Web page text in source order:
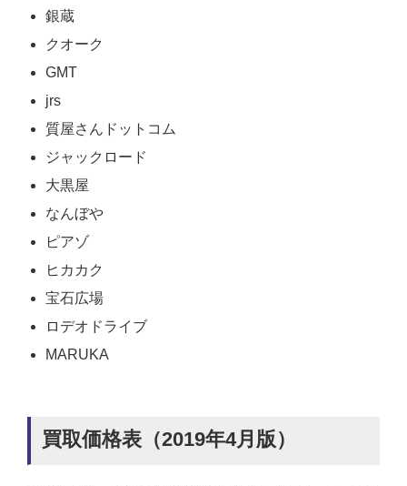
銀蔵
クオーク
GMT
jrs
質屋さんドットコム
ジャックロード
大黒屋
なんぼや
ピアゾ
ヒカカク
宝石広場
ロデオドライブ
MARUKA
買取価格表（2019年4月版）